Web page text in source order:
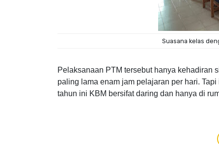
Suasana kelas
Pelaksanaan PTM tersebut hanya kehadiran
paling lama enam jam pelajaran per hari.
tahun ini KBM bersifat daring dan hanya di